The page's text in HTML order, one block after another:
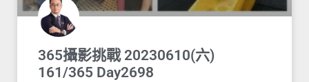
365攝影挑戰 20230610(六)
161/365 Day2698